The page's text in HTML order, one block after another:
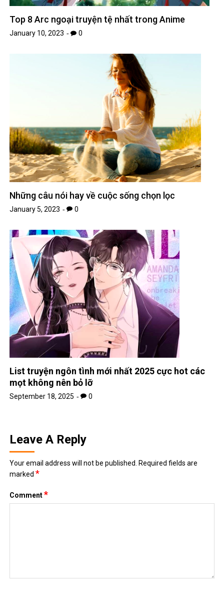
Top 8 Arc ngoại truyện tệ nhất trong Anime
January 10, 2023 0
Những câu nói hay về cuộc sống chọn lọc
January 5, 2023 0
List truyện ngôn tình mới nhất 2025 cực hot các
mọt không nên bỏ lỡ
September 18, 2025 0
Leave A Reply
Your email address will not be published.
Required fields are
marked*
Comment*